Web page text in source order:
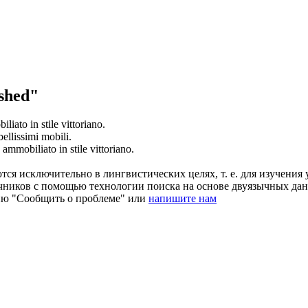
in stile vittoriano.
mobili.
ammobiliato in stile vittoriano.
исключительно в лингвистических целях, т. е. для
с помощью технологии поиска на основе двуязычных
"Сообщить о проблеме" или напишите нам